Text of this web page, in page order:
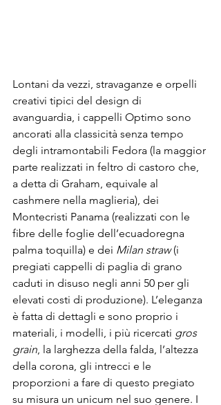
Lontani da vezzi, stravaganze e orpelli
creativi tipici del design di
avanguardia, i cappelli Optimo sono
ancorati alla classicità senza tempo
degli intramontabili Fedora (la maggior
parte realizzati in feltro di castoro che,
a detta di Graham, equivale al
cashmere nella maglieria), dei
Montecristi Panama (realizzati con le
fibre delle foglie dell’ecuadoregna
palma toquilla) e dei Milan straw (i
pregiati cappelli di paglia di grano
caduti in disuso negli anni 50 per gli
elevati costi di produzione). L’eleganza
è fatta di dettagli e sono proprio i
materiali, i modelli, i più ricercati gros
grain, la larghezza della falda, l’altezza
della corona, gli intrecci e le
proporzioni a fare di questo pregiato
su misura un unicum nel suo genere. I